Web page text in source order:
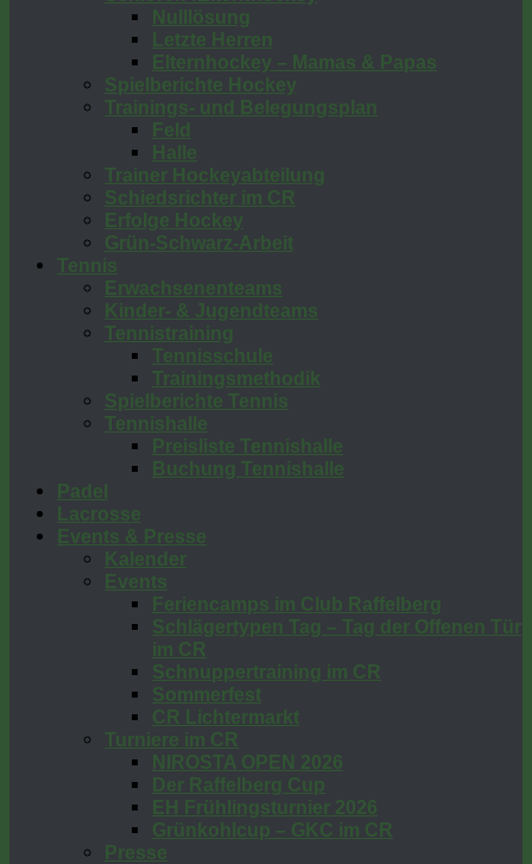
Nulllösung
Letzte Herren
Elternhockey – Mamas & Papas
Spielberichte Hockey
Trainings- und Belegungsplan
Feld
Halle
Trainer Hockeyabteilung
Schiedsrichter im CR
Erfolge Hockey
Grün-Schwarz-Arbeit
Tennis
Erwachsenenteams
Kinder- & Jugendteams
Tennistraining
Tennisschule
Trainingsmethodik
Spielberichte Tennis
Tennishalle
Preisliste Tennishalle
Buchung Tennishalle
Padel
Lacrosse
Events & Presse
Kalender
Events
Feriencamps im Club Raffelberg
Schlägertypen Tag – Tag der Offenen Tür
im CR
Schnuppertraining im CR
Sommerfest
CR Lichtermarkt
Turniere im CR
NIROSTA OPEN 2026
Der Raffelberg Cup
EH Frühlingsturnier 2026
Grünkohlcup – GKC im CR
Presse